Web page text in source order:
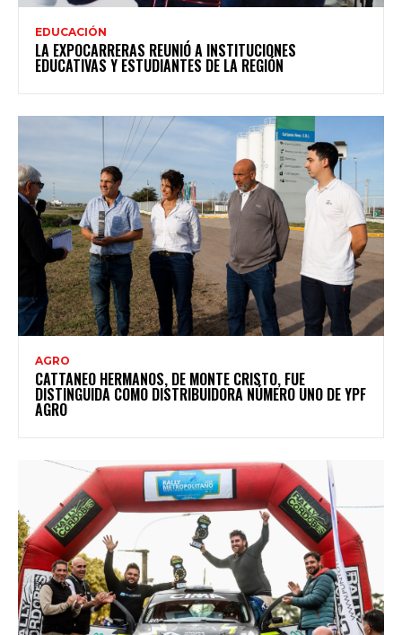
EDUCACIÓN
LA EXPOCARRERAS REUNIÓ A INSTITUCIONES
EDUCATIVAS Y ESTUDIANTES DE LA REGIÓN
AGRO
CATTANEO HERMANOS, DE MONTE CRISTO, FUE
DISTINGUIDA COMO DISTRIBUIDORA NÚMERO UNO DE YPF
AGRO